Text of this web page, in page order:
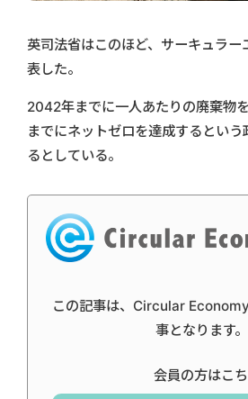
英司法省はこのほど、サーキュラー
表した。
2042年までに一人あたりの廃棄物
までにネットゼロを達成するとい
るとしている。
この記事は、Circular
事となります。
会員の方はこ